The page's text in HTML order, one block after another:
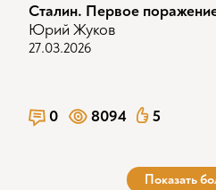
Сталин. Первое
Юрий Жуков
27.03.2026
0 8094 5
Показать